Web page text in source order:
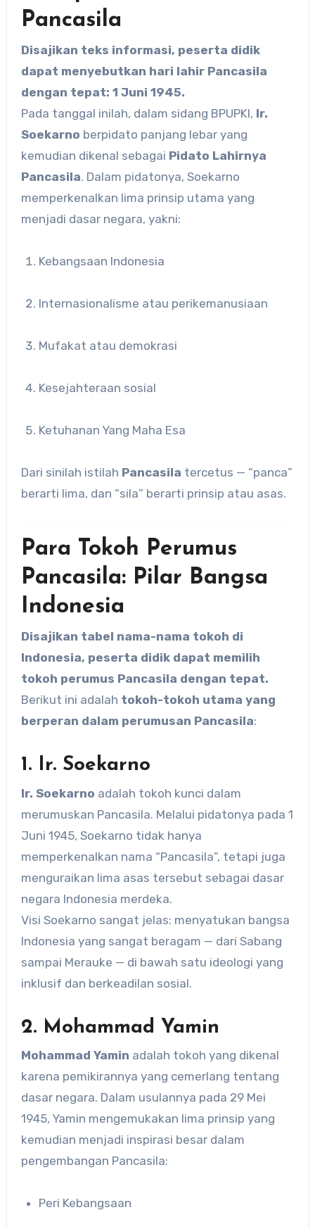
Pancasila
Disajikan teks informasi, peserta didik
dapat menyebutkan hari lahir Pancasila
dengan tepat: 1 Juni 1945.
Pada tanggal inilah, dalam sidang BPUPKI, Ir.
Soekarno berpidato panjang lebar yang
kemudian dikenal sebagai Pidato Lahirnya
Pancasila. Dalam pidatonya, Soekarno
memperkenalkan lima prinsip utama yang
menjadi dasar negara, yakni:
Kebangsaan Indonesia
Internasionalisme atau perikemanusiaan
Mufakat atau demokrasi
Kesejahteraan sosial
Ketuhanan Yang Maha Esa
Dari sinilah istilah Pancasila tercetus — “panca”
berarti lima, dan “sila” berarti prinsip atau asas.
Para Tokoh Perumus
Pancasila: Pilar Bangsa
Indonesia
Disajikan tabel nama-nama tokoh di
Indonesia, peserta didik dapat memilih
tokoh perumus Pancasila dengan tepat.
Berikut ini adalah tokoh-tokoh utama yang
berperan dalam perumusan Pancasila:
1. Ir. Soekarno
Ir. Soekarno adalah tokoh kunci dalam
merumuskan Pancasila. Melalui pidatonya pada 1
Juni 1945, Soekarno tidak hanya
memperkenalkan nama “Pancasila”, tetapi juga
menguraikan lima asas tersebut sebagai dasar
negara Indonesia merdeka.
Visi Soekarno sangat jelas: menyatukan bangsa
Indonesia yang sangat beragam — dari Sabang
sampai Merauke — di bawah satu ideologi yang
inklusif dan berkeadilan sosial.
2. Mohammad Yamin
Mohammad Yamin adalah tokoh yang dikenal
karena pemikirannya yang cemerlang tentang
dasar negara. Dalam usulannya pada 29 Mei
1945, Yamin mengemukakan lima prinsip yang
kemudian menjadi inspirasi besar dalam
pengembangan Pancasila:
Peri Kebangsaan